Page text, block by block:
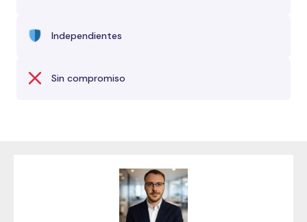
Independientes
Sin compromiso